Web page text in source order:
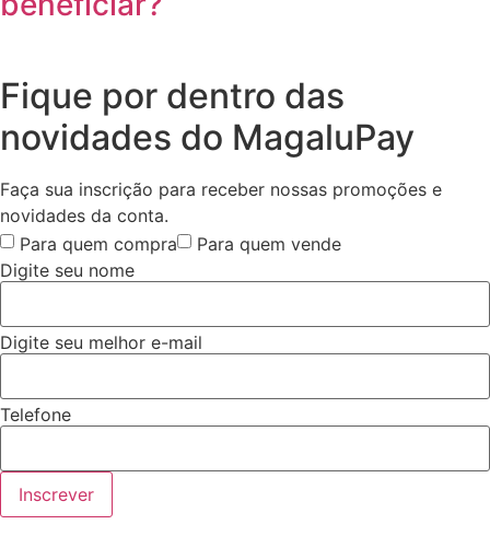
Fique por dentro das
novidades do MagaluPay
Faça sua inscrição para receber nossas promoções e
novidades da conta.
Para quem compra
Para quem vende
Digite seu nome
Digite seu melhor e-mail
Telefone
Inscrever